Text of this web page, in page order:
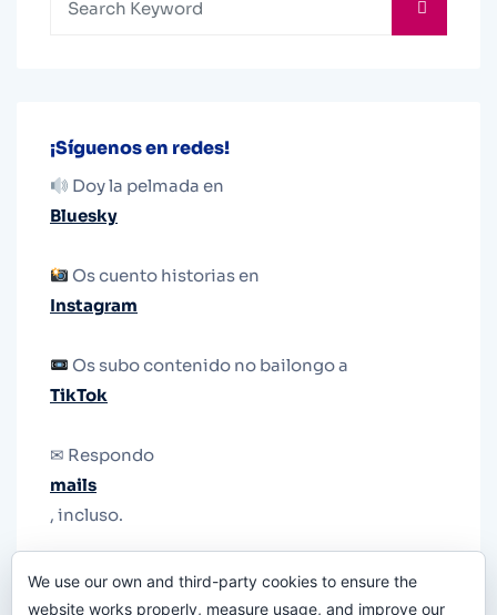
¡Síguenos en redes!
Doy la pelmada en
Bluesky
Os cuento historias en
Instagram
Os subo contenido no bailongo a
TikTok
✉ Respondo
mails
, incluso.
le quiten el teléfono.
We use our own and third-party cookies to ensure the
website works properly, measure usage, and improve our